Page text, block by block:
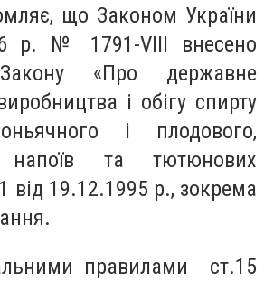
що Законом України
р. № 1791-VIII внесено
«Про державне
і обігу спирту
і плодового,
напоїв та тютюнових
від 19.12.1995 р., зокрема
правилами ст.15